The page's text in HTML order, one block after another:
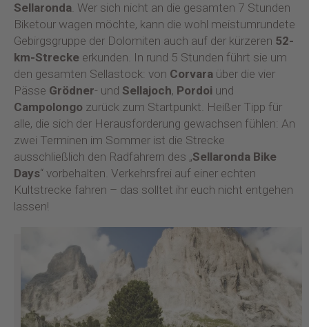
Sellaronda. Wer sich nicht an die gesamten 7 Stunden
Biketour wagen möchte, kann die wohl meistumrundete
Gebirgsgruppe der Dolomiten auch auf der kürzeren 52-
km-Strecke erkunden. In rund 5 Stunden führt sie um
den gesamten Sellastock: von Corvara über die vier
Pässe Grödner- und Sellajoch, Pordoi und
Campolongo zurück zum Startpunkt. Heißer Tipp für
alle, die sich der Herausforderung gewachsen fühlen: An
zwei Terminen im Sommer ist die Strecke
ausschließlich den Radfahrern des „Sellaronda Bike
Days“ vorbehalten. Verkehrsfrei auf einer echten
Kultstrecke fahren – das solltet ihr euch nicht entgehen
lassen!